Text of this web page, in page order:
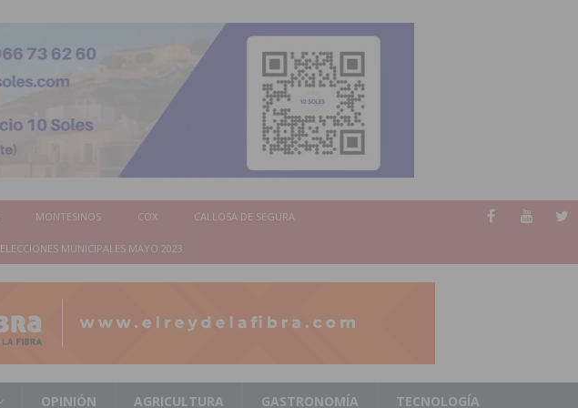
MONTESINOS COX CALLOSA DE SEGURA
ELECCIONES MUNICIPALES MAYO 2023
OPINIÓN AGRICULTURA GASTRONOMÍA TECNOLOGÍA